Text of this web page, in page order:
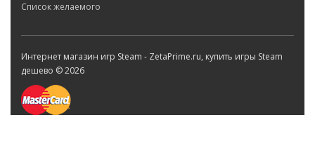
Список желаемого
Интернет магазин игр Steam - ZetaPrime.ru, купить игры Steam
дешево © 2026